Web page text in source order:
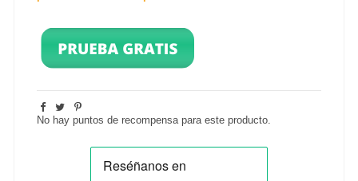
No hay puntos de recompensa para este producto.